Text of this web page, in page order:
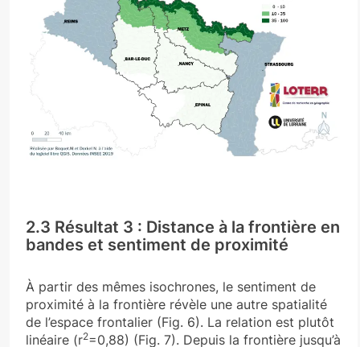
2.3 Résultat 3 : Distance à la frontière en
bandes et sentiment de proximité
À partir des mêmes isochrones, le sentiment de
proximité à la frontière révèle une autre spatialité
de l’espace frontalier (Fig. 6). La relation est plutôt
linéaire (r2=0,88) (Fig. 7). Depuis la frontière jusqu’à